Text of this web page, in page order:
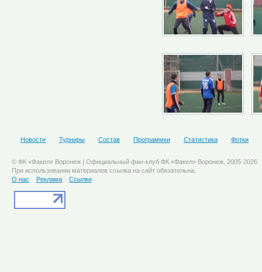
Новости Турниры Состав Программки Статистика Фотки
© ФК «Факел» Воронеж | Официальный фан-клуб ФК «Факел» Воронеж, 2005-2026
При использовании материалов ссылка на сайт обязательна.
О нас
Реклама Ссылки